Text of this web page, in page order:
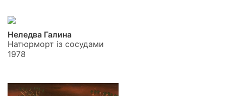
Неледва Галина
Натюрморт із сосудами
1978